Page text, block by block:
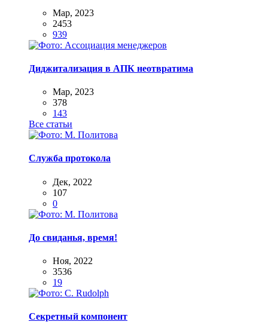
Мар, 2023
2453
939
Диджитализация в АПК неотвратима
Мар, 2023
378
143
Все статьи
Служба протокола
Дек, 2022
107
0
До свиданья, время!
Ноя, 2022
3536
19
Секретный компонент